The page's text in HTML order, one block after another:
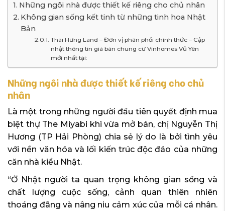
Những ngôi nhà được thiết kế riêng cho chủ nhân
Không gian sống kết tinh từ những tinh hoa Nhật
Bản
Thái Hưng Land – Đơn vị phân phối chính thức – Cập
nhật thông tin giá bán chung cư Vinhomes Vũ Yên
mới nhất tại:
Những ngôi nhà được thiết kế riêng cho chủ
nhân
Là một trong những người đầu tiên quyết định mua
biệt thự The Miyabi khi vừa mở bán, chị Nguyễn Thị
Hương (TP Hải Phòng) chia sẻ lý do là bởi tình yêu
với nền văn hóa và lối kiến trúc độc đáo của những
căn nhà kiểu Nhật.
“Ở Nhật người ta quan trọng không gian sống và
chất lượng cuộc sống, cảnh quan thiên nhiên
thoáng đãng và nâng niu cảm xúc của mỗi cá nhân.